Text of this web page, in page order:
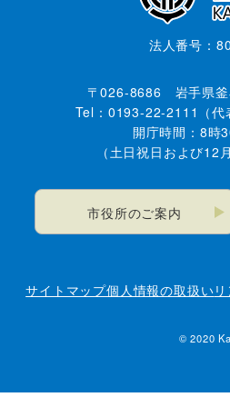
法人番号：
〒026-8686 岩手県釜
Tel：0193-22-2111（
開庁時間：8時
（土日祝日および12
市役所のご案内
サイトマップ個人情報の取扱い
© 2020